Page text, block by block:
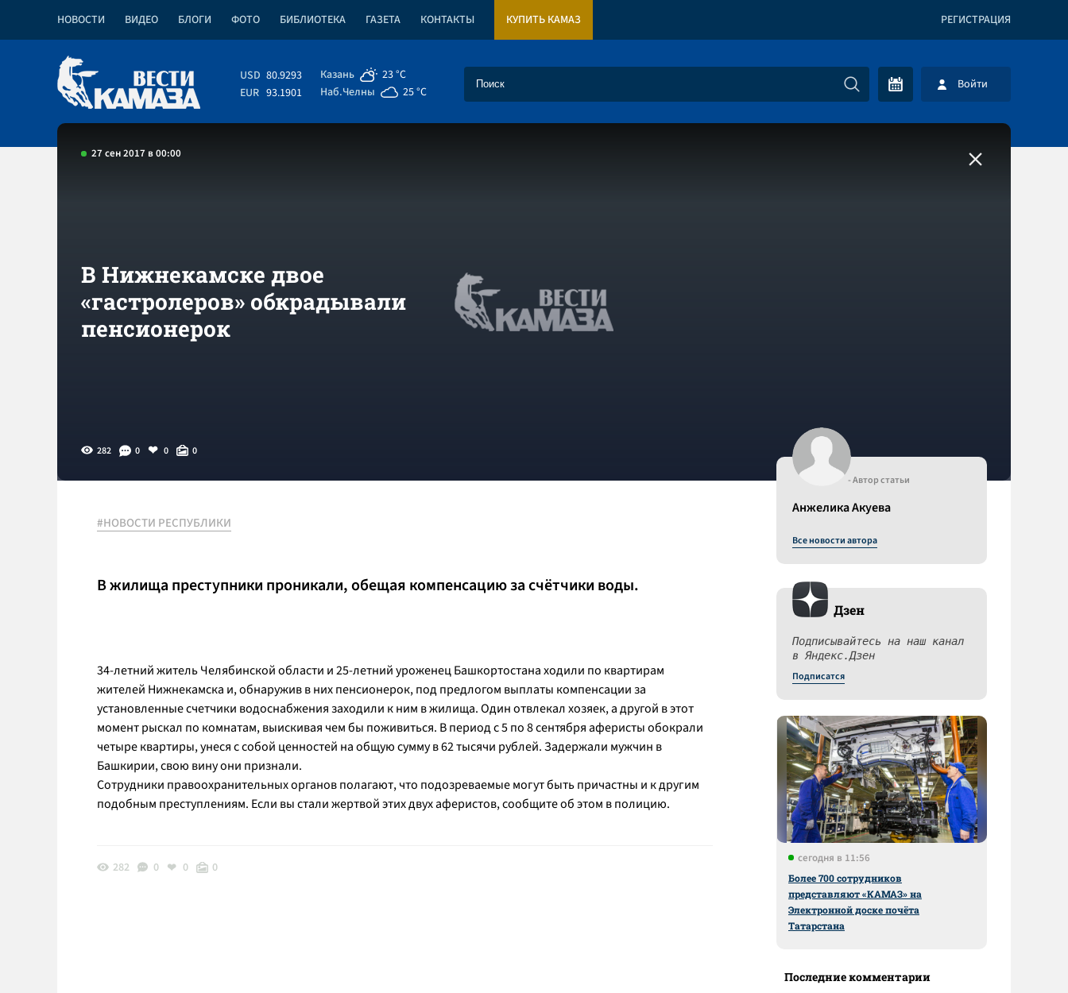
НОВОСТИ ВИДЕО БЛОГИ ФОТО БИБЛИОТЕКА ГАЗЕТА КОНТАКТЫ КУПИТЬ КАМАЗ РЕГИСТРАЦИЯ
USD 80.9293
EUR 93.1901
Казань
23 °C
Наб.Челны
25 °C Войти
27 сен 2017 в 00:00
В Нижнекамске двое
«гастролеров» обкрадывали
пенсионерок
282 0 0 0
#НОВОСТИ РЕСПУБЛИКИ
В жилища преступники проникали, обещая компенсацию за счётчики воды.
34-летний житель Челябинской области и 25-летний уроженец Башкортостана ходили по квартирам
жителей Нижнекамска и, обнаружив в них пенсионерок, под предлогом выплаты компенсации за
установленные счетчики водоснабжения заходили к ним в жилища. Один отвлекал хозяек, а другой в этот
момент рыскал по комнатам, выискивая чем бы поживиться. В период с 5 по 8 сентября аферисты обокрали
четыре квартиры, унеся с собой ценностей на общую сумму в 62 тысячи рублей. Задержали мужчин в
Башкирии, свою вину они признали.
Сотрудники правоохранительных органов полагают, что подозреваемые могут быть причастны и к другим
подобным преступлениям. Если вы стали жертвой этих двух аферистов, сообщите об этом в полицию.
282 0 0 0
- Автор статьи
Анжелика Акуева
Все новости автора
Дзен
Подписывайтесь на наш канал
в Яндекс.Дзен
Подписатся
сегодня в 11:56
Более 700 сотрудников
представляют «КАМАЗ» на
Электронной доске почёта
Татарстана
Последние комментарии